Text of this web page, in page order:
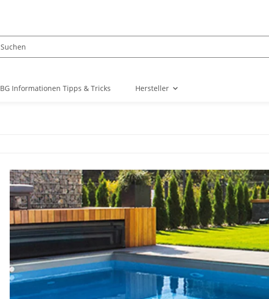
BG Informationen Tipps & Tricks Hersteller